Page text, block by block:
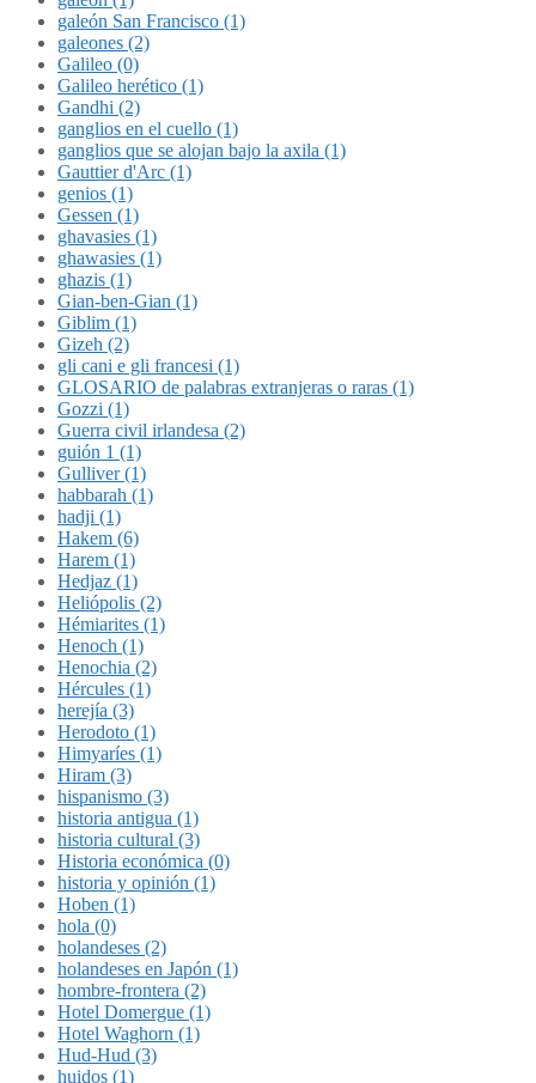
galeón San Francisco (1)
galeones (2)
Galileo (0)
Galileo herético (1)
Gandhi (2)
ganglios en el cuello (1)
ganglios que se alojan bajo la axila (1)
Gauttier d'Arc (1)
genios (1)
Gessen (1)
ghavasies (1)
ghawasies (1)
ghazis (1)
Gian-ben-Gian (1)
Giblim (1)
Gizeh (2)
gli cani e gli francesi (1)
GLOSARIO de palabras extranjeras o raras (1)
Gozzi (1)
Guerra civil irlandesa (2)
guión 1 (1)
Gulliver (1)
habbarah (1)
hadji (1)
Hakem (6)
Harem (1)
Hedjaz (1)
Heliópolis (2)
Hémiarites (1)
Henoch (1)
Henochia (2)
Hércules (1)
herejía (3)
Herodoto (1)
Himyaríes (1)
Hiram (3)
hispanismo (3)
historia antigua (1)
historia cultural (3)
Historia económica (0)
historia y opinión (1)
Hoben (1)
hola (0)
holandeses (2)
holandeses en Japón (1)
hombre-frontera (2)
Hotel Domergue (1)
Hotel Waghorn (1)
Hud-Hud (3)
huidos (1)